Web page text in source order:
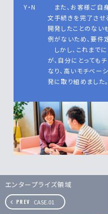
Y・N
また、お客様ご自
文手続きを完了させ
開発したことのない
例がないため、要件
しかし、これまで
が、自分にとっても
なり、高いモチベー
発に取り組めました。
エンタープライズ領域
CASE.01